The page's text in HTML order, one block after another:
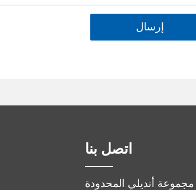
إرسال
اتصل بنا